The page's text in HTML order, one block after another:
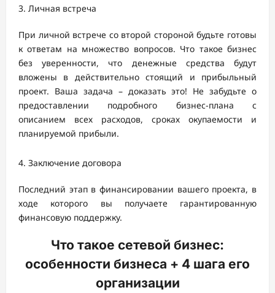
Личная встреча
При личной встрече со второй стороной будьте готовы
к ответам на множество вопросов. Что такое бизнес
без уверенности, что денежные средства будут
вложены в действительно стоящий и прибыльный
проект. Ваша задача – доказать это! Не забудьте о
предоставлении подробного бизнес-плана с
описанием всех расходов, сроках окупаемости и
планируемой прибыли.
Заключение договора
Последний этап в финансировании вашего проекта, в
ходе которого вы получаете гарантированную
финансовую поддержку.
Что такое сетевой бизнес:
особенности бизнеса + 4 шага его
организации